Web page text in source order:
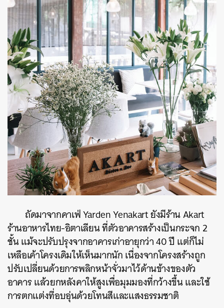
ถัดมาจากคาเฟ่ Yarden Yenakart ยังมีร้าน Akart
ร้านอาหารไทย-อิตาเลียน ที่ตัวอาคารสร้างเป็นกระจก 2
ชั้น แม้จะปรับปรุงจากอาคารเก่าอายุกว่า 40 ปี แต่ก็ไม่
เหลือเค้าโครงเดิมให้เห็นมากนัก เนื่องจากโครงสร้างถูก
ปรับเปลี่ยนด้วยการพลิกหน้าจั่วมาไว้ด้านข้างของตัว
อาคาร แล้วยกหลังคาให้สูงเพื่อมุมมองที่กว้างขึ้น และใช้
การตกแต่งที่อบอุ่นด้วยโทนสีและแสงธรรมชาติ